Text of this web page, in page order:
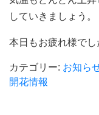
していきましょう。
本日もお疲れ様でし
カテゴリー: お知ら
開花情報